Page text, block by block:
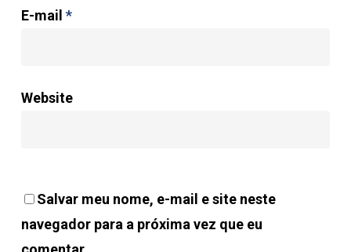
E-mail *
Website
Salvar meu nome, e-mail e site neste
navegador para a próxima vez que eu